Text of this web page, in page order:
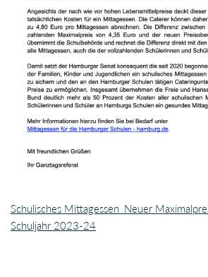
Schulisches Mittagessen_Neuer
Schuljahr 2023-24